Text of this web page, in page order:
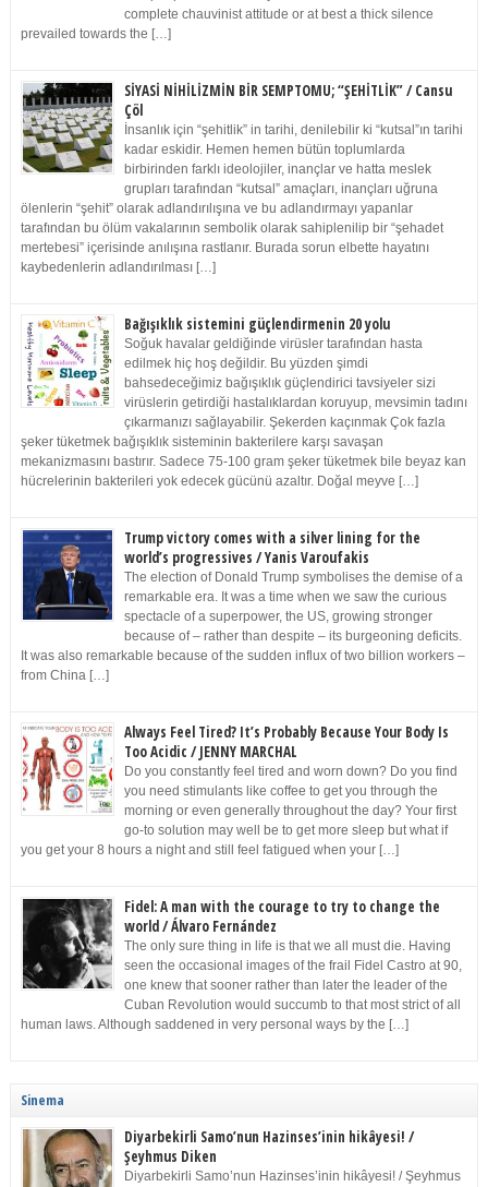
complete chauvinist attitude or at best a thick silence
prevailed towards the […]
SİYASİ NİHİLİZMİN BİR SEMPTOMU; “ŞEHİTLİK” / Cansu
Çöl
İnsanlık için “şehitlik” in tarihi, denilebilir ki “kutsal”ın tarihi
kadar eskidir. Hemen hemen bütün toplumlarda
birbirinden farklı ideolojiler, inançlar ve hatta meslek
grupları tarafından “kutsal” amaçları, inançları uğruna
ölenlerin “şehit” olarak adlandırılışına ve bu adlandırmayı yapanlar
tarafından bu ölüm vakalarının sembolik olarak sahiplenilip bir “şehadet
mertebesi” içerisinde anılışına rastlanır. Burada sorun elbette hayatını
kaybedenlerin adlandırılması […]
Bağışıklık sistemini güçlendirmenin 20 yolu
Soğuk havalar geldiğinde virüsler tarafından hasta
edilmek hiç hoş değildir. Bu yüzden şimdi
bahsedeceğimiz bağışıklık güçlendirici tavsiyeler sizi
virüslerin getirdiği hastalıklardan koruyup, mevsimin tadını
çıkarmanızı sağlayabilir. Şekerden kaçınmak Çok fazla
şeker tüketmek bağışıklık sisteminin bakterilere karşı savaşan
mekanizmasını bastırır. Sadece 75-100 gram şeker tüketmek bile beyaz kan
hücrelerinin bakterileri yok edecek gücünü azaltır. Doğal meyve […]
Trump victory comes with a silver lining for the
world’s progressives / Yanis Varoufakis
The election of Donald Trump symbolises the demise of a
remarkable era. It was a time when we saw the curious
spectacle of a superpower, the US, growing stronger
because of – rather than despite – its burgeoning deficits.
It was also remarkable because of the sudden influx of two billion workers –
from China […]
Always Feel Tired? It’s Probably Because Your Body Is
Too Acidic / JENNY MARCHAL
Do you constantly feel tired and worn down? Do you find
you need stimulants like coffee to get you through the
morning or even generally throughout the day? Your first
go-to solution may well be to get more sleep but what if
you get your 8 hours a night and still feel fatigued when your […]
Fidel: A man with the courage to try to change the
world / Álvaro Fernández
The only sure thing in life is that we all must die. Having
seen the occasional images of the frail Fidel Castro at 90,
one knew that sooner rather than later the leader of the
Cuban Revolution would succumb to that most strict of all
human laws. Although saddened in very personal ways by the […]
Sinema
Diyarbekirli Samo’nun Hazinses’inin hikâyesi! /
Şeyhmus Diken
Diyarbekirli Samo’nun Hazinses’inin hikâyesi! / Şeyhmus